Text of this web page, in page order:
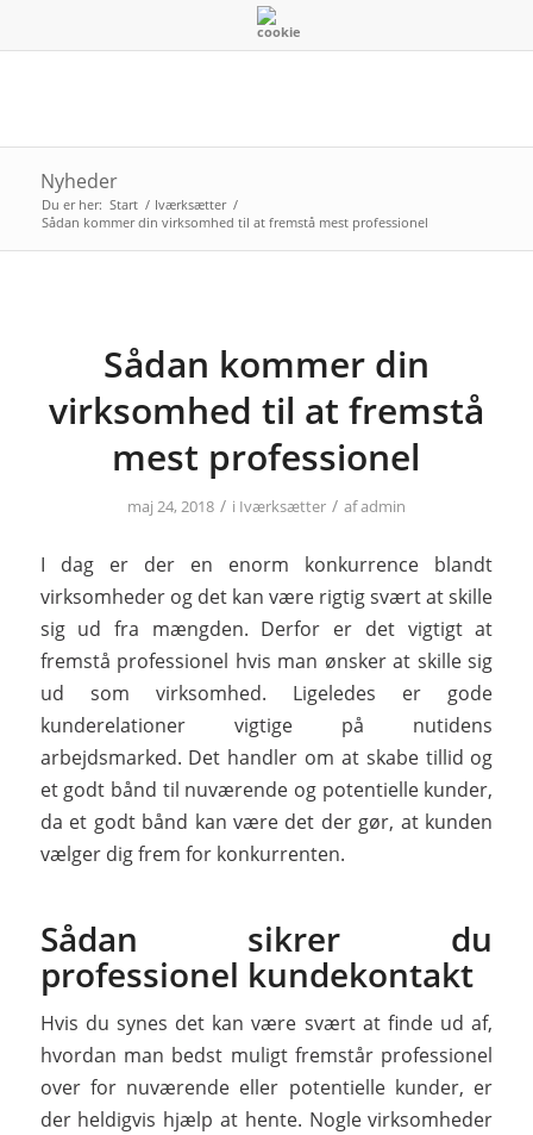
Nyheder
Du er her: Start / Iværksætter /
Sådan kommer din virksomhed til at fremstå mest professionel
Sådan kommer din
virksomhed til at fremstå
mest professionel
maj 24, 2018 / i Iværksætter / afadmin
I dag er der en enorm konkurrence blandt
virksomheder og det kan være rigtig svært at skille
sig ud fra mængden. Derfor er det vigtigt at
fremstå professionel hvis man ønsker at skille sig
ud som virksomhed. Ligeledes er gode
kunderelationer vigtige på nutidens
arbejdsmarked. Det handler om at skabe tillid og
et godt bånd til nuværende og potentielle kunder,
da et godt bånd kan være det der gør, at kunden
vælger dig frem for konkurrenten.
Sådan sikrer du
professionel kundekontakt
Hvis du synes det kan være svært at finde ud af,
hvordan man bedst muligt fremstår professionel
over for nuværende eller potentielle kunder, er
der heldigvis hjælp at hente. Nogle virksomheder